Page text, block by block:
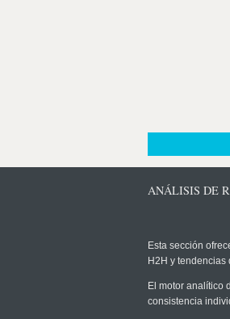
ANÁLISIS DE
Esta sección
H2H y
El motor analítico
consistencia